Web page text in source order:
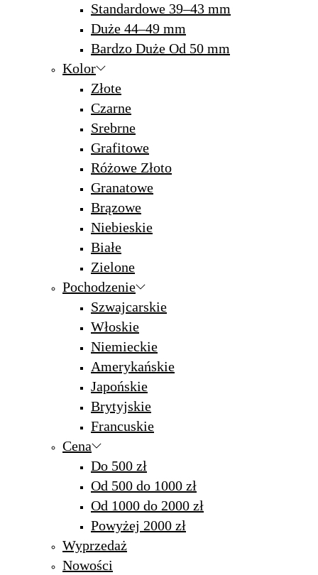
Standardowe 39–43 mm
Duże 44–49 mm
Bardzo Duże Od 50 mm
Kolor
Złote
Czarne
Srebrne
Grafitowe
Różowe Złoto
Granatowe
Brązowe
Niebieskie
Białe
Zielone
Pochodzenie
Szwajcarskie
Włoskie
Niemieckie
Amerykańskie
Japońskie
Brytyjskie
Francuskie
Cena
Do 500 zł
Od 500 do 1000 zł
Od 1000 do 2000 zł
Powyżej 2000 zł
Wyprzedaż
Nowości